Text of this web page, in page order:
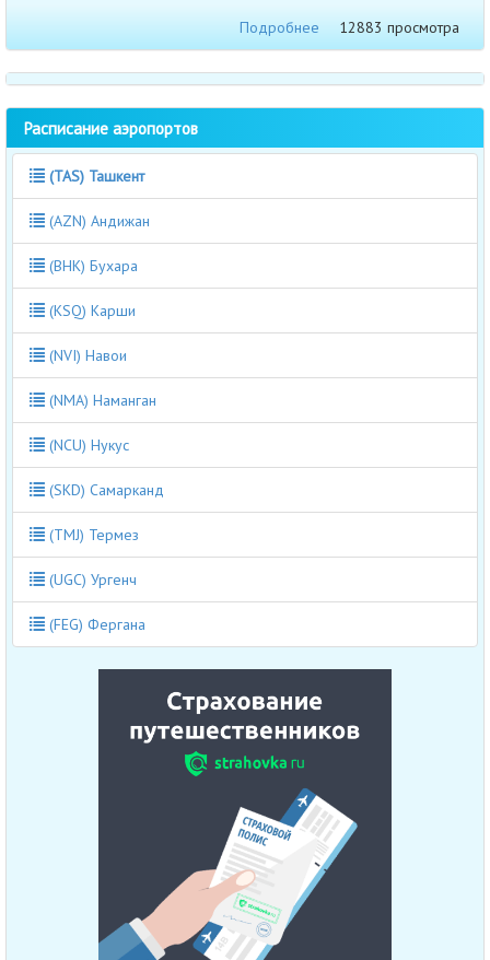
Подробнее
12883 просмотра
Расписание аэропортов
(TAS) Ташкент
(AZN) Андижан
(BHK) Бухара
(KSQ) Карши
(NVI) Навои
(NMA) Наманган
(NCU) Нукус
(SKD) Самарканд
(TMJ) Термез
(UGC) Ургенч
(FEG) Фергана